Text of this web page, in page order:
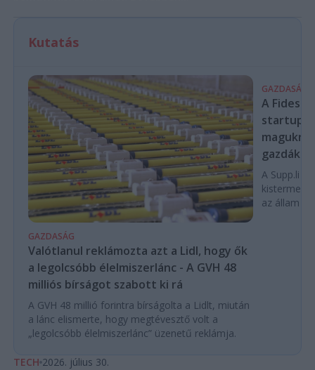
Kutatás
GAZDASÁG
Valótlanul reklámozta azt a Lidl, hogy ők
a legolcsóbb élelmiszerlánc - A GVH 48
milliós bírságot szabott ki rá
A GVH 48 millió forintra bírságolta a Lidlt, miután
a lánc elismerte, hogy megtévesztő volt a
„legolcsóbb élelmiszerlánc” üzenetű reklámja.
GAZDASÁG
A
magukra
gazdákat
A Supp.li
az állam
TECH 2026. július 30.